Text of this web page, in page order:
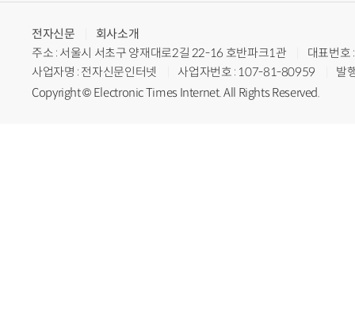
전자신문
회사소개
주소 : 서울시 서초구 양재대로2길 22-16 호반파크1관
대표번
사업자명 : 전자신문인터넷
사업자번호 : 107-81-80959
발
Copyright © Electronic Times Internet. All Rights Reserved.